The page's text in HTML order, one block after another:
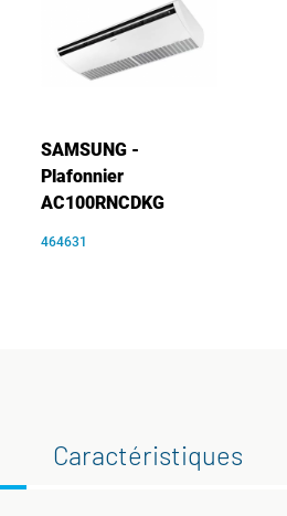
SAMSUNG -
Plafonnier
AC100RNCDKG
464631
Caractéristiques